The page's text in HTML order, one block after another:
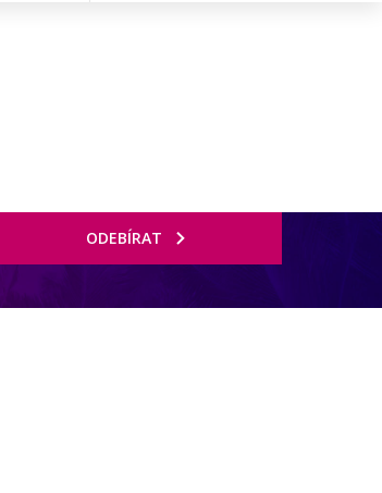
ODEBÍRAT